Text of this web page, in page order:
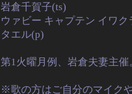
岩倉千賀子(ts)
ウァビー キャプテン イワク
タエル(p)
第1火曜月例、岩倉夫妻主催
※歌の方はご自分のマイク